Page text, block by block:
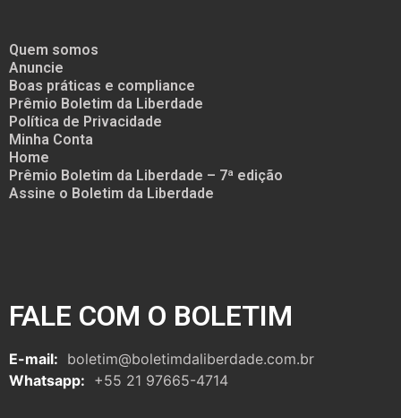
Quem somos
Anuncie
Boas práticas e compliance
Prêmio Boletim da Liberdade
Política de Privacidade
Minha Conta
Home
Prêmio Boletim da Liberdade – 7ª edição
Assine o Boletim da Liberdade
FALE COM O BOLETIM
E-mail: boletim@boletimdaliberdade.com.br
Whatsapp: +55 21 97665-4714